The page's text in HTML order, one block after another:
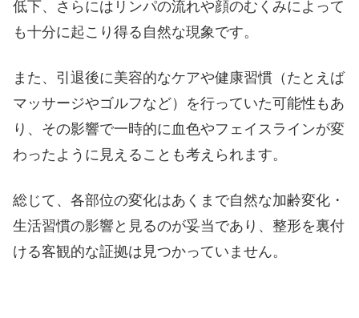
低下、さらにはリンパの流れや顔のむくみによって
も十分に起こり得る自然な現象です。
また、引退後に美容的なケアや健康習慣（たとえば
マッサージやゴルフなど）を行っていた可能性もあ
り、その影響で一時的に血色やフェイスラインが変
わったように見えることも考えられます。
総じて、各部位の変化はあくまで自然な加齢変化・
生活習慣の影響と見るのが妥当であり、整形を裏付
ける客観的な証拠は見つかっていません。